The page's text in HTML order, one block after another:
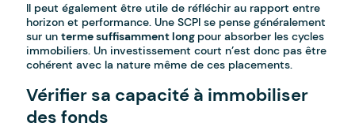
Il peut également être utile de réfléchir au rapport entre
horizon et performance. Une SCPI se pense généralement
sur unterme suffisamment long pour absorber les cycles
immobiliers. Un investissement court n’est donc pas être
cohérent avec la nature même de ces placements.
Vérifier sa capacité à immobiliser
des fonds